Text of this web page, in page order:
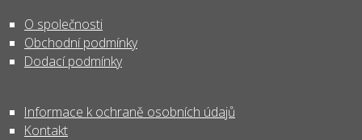
O společnosti
Obchodní podmínky
Dodací podmínky
Informace k ochraně osobních údajů
Kontakt